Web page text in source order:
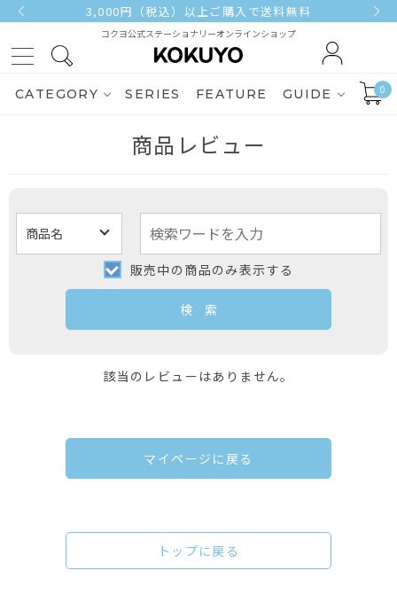
3,000円（税込）以上ご購入で送料無料
コクヨ公式ステーショナリーオンラインショップ
CATEGORY SERIES FEATURE GUIDE 0
商品レビュー
販売中の商品のみ表示する
該当のレビューはありません。
マイページに戻る
トップに戻る